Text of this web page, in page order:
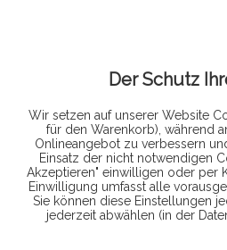
Der Schutz
Wir setzen auf unserer Website
für den Warenkorb), während
Onlineangebot zu verbessern
Einsatz der nicht notwendigen
Akzeptieren" einwilligen oder per
Einwilligung umfasst alle
Sie können diese Einstellungen
jederzeit abwählen (in der